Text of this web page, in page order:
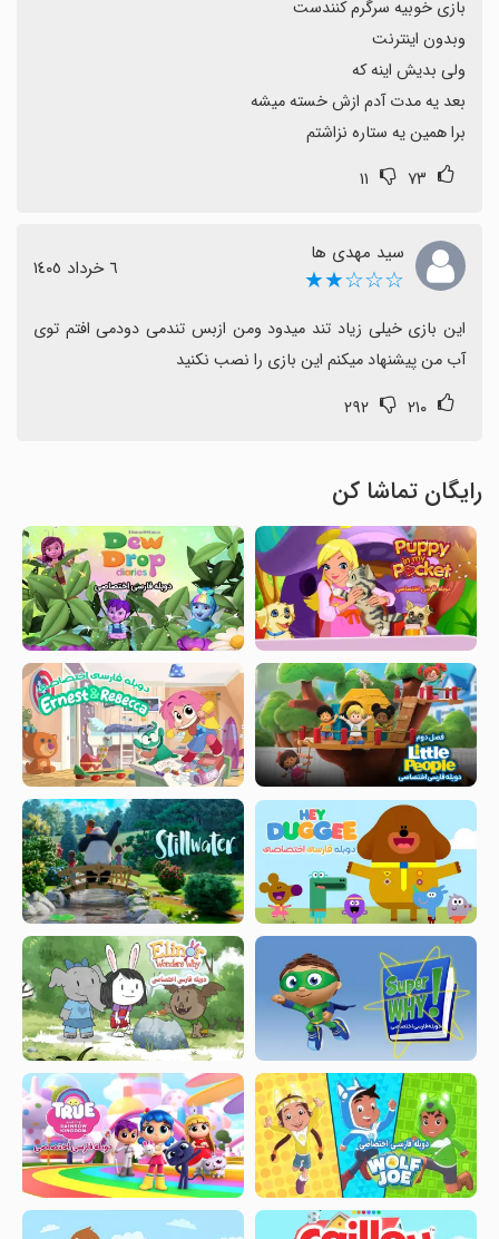
برا همین یه ستاره نزاشتم
۷۳ ۱۱
سید مهدی ها
☆☆☆★★ ٦ خرداد ١٤٠٥
آب من پیشنهاد میکنم این بازی را نصب نکنید
۲۱۰ ۲۹۲
رایگان تماشا کن